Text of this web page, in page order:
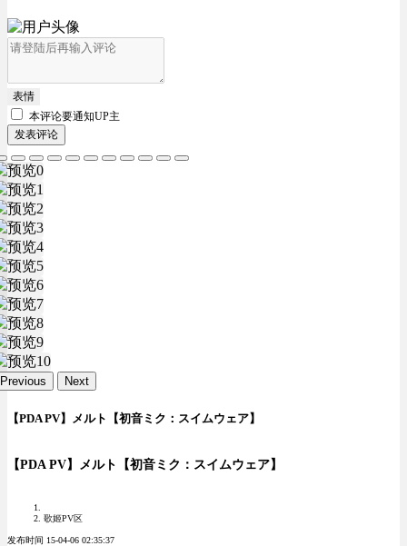
表情
本评论要通知UP主
发表评论
Previous Next
【PDA PV】メルト【初音ミク：スイムウェア】
【PDA PV】メルト【初音ミク：スイムウェア】
歌姬PV区
发布时间 15-04-06 02:35:37